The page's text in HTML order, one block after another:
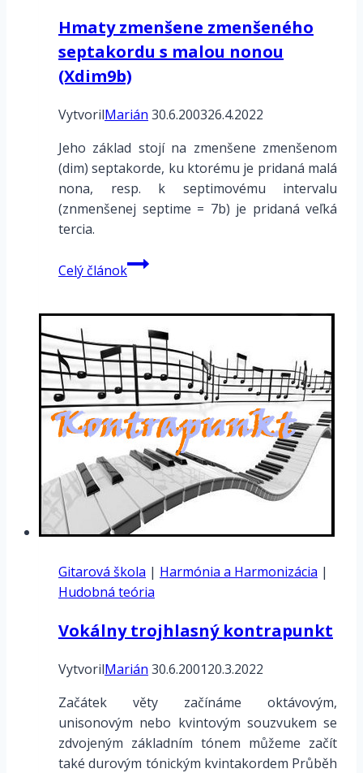
Hmaty zmenšene zmenšeného
septakordu s malou nonou
(Xdim9b)
VytvorilMarián 30.6.200326.4.2022
Jeho základ stojí na zmenšene zmenšenom
(dim) septakorde, ku ktorému je pridaná malá
nona, resp. k septimovému intervalu
(znmenšenej septime = 7b) je pridaná veľká
tercia.
Celý článokHmaty
zmenšene
s
malou
nonou
(Xdim9b)
Gitarová škola | Harmónia a Harmonizácia |
Hudobná teória
Vokálny trojhlasný kontrapunkt
VytvorilMarián 30.6.200120.3.2022
Začátek věty začínáme oktávovým,
unisonovým nebo kvintovým souzvukem se
zdvojeným základním tónem můžeme začít
také durovým tónickým kvintakordem Průběh